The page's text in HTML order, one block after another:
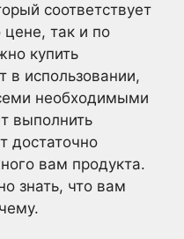
соответствует
так и по
купить
в использовании,
необходимыми
выполнить
достаточно
вам продукта.
знать, что вам